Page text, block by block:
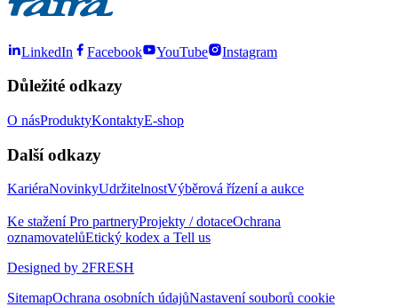
LinkedIn Facebook YouTube Instagram
Důležité odkazy
O násProduktyKontaktyE-shop
Další odkazy
KariéraNovinkyUdržitelnostVýběrová řízení a aukce
Ke staženíPro partneryProjekty / dotaceOchrana
oznamovatelůEtický kodex a Tell us
Designed by 2FRESH
SitemapOchrana osobních údajůNastavení souborů cookie